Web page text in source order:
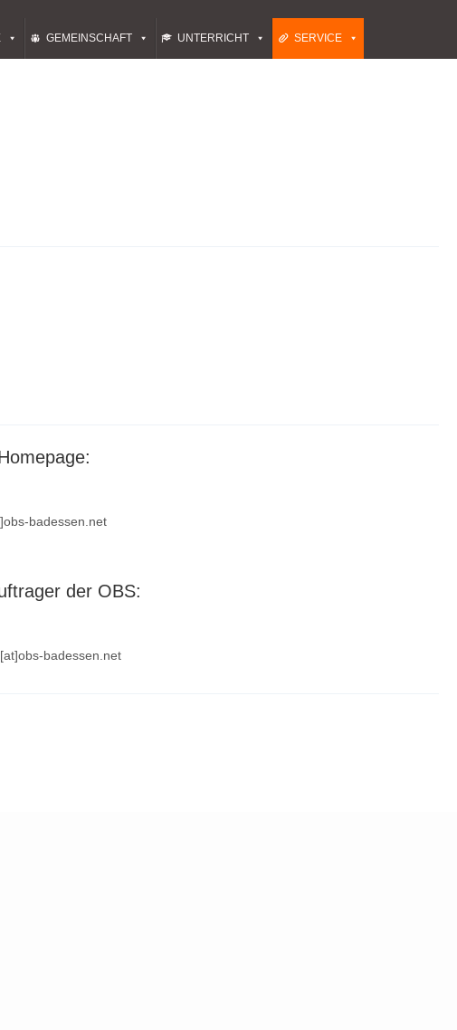
GEMEINSCHAFT UNTERRICHT SERVICE
badessen.net
der OBS:
badessen.net